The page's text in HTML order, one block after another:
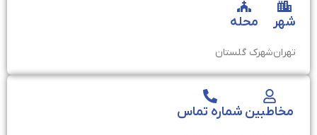
شهر
تهران
محله
شهرک گلستان
مخاطبین شماره تماس